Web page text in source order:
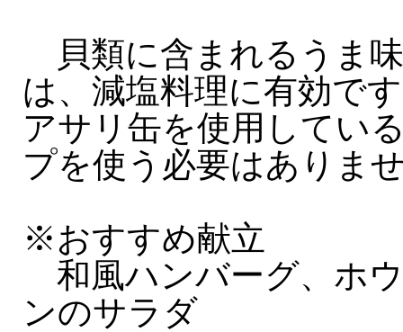
貝類に含まれるうま
は、減塩料理に有効で
アサリ缶を使用してい
プを使う必要はありま
※おすすめ献立
和風ハンバーグ、ホ
ンのサラダ